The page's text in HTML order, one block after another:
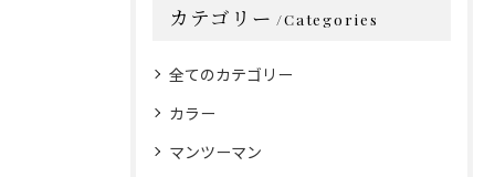
カテゴリー Categories
全てのカテゴリー
カラー
マンツーマン